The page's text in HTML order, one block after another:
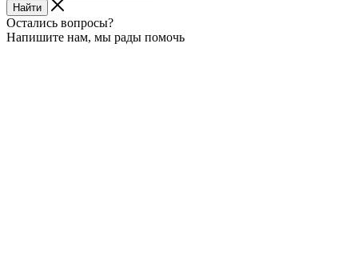
Найти
Остались вопросы?
Напишите нам, мы рады помочь